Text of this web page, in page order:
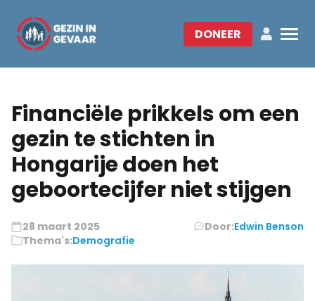
DONEER
Financiële prikkels om een
gezin te stichten in
Hongarije doen het
geboortecijfer niet stijgen
28 maart 2025 Door:Edwin Benson
Thema's:Demografie